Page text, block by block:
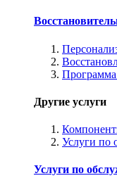
Другие услуги
Услуги по
Услуги по